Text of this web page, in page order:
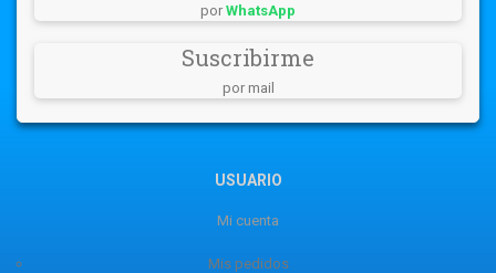
por WhatsApp
Suscribirme
por mail
USUARIO
Mi cuenta
Mis pedidos